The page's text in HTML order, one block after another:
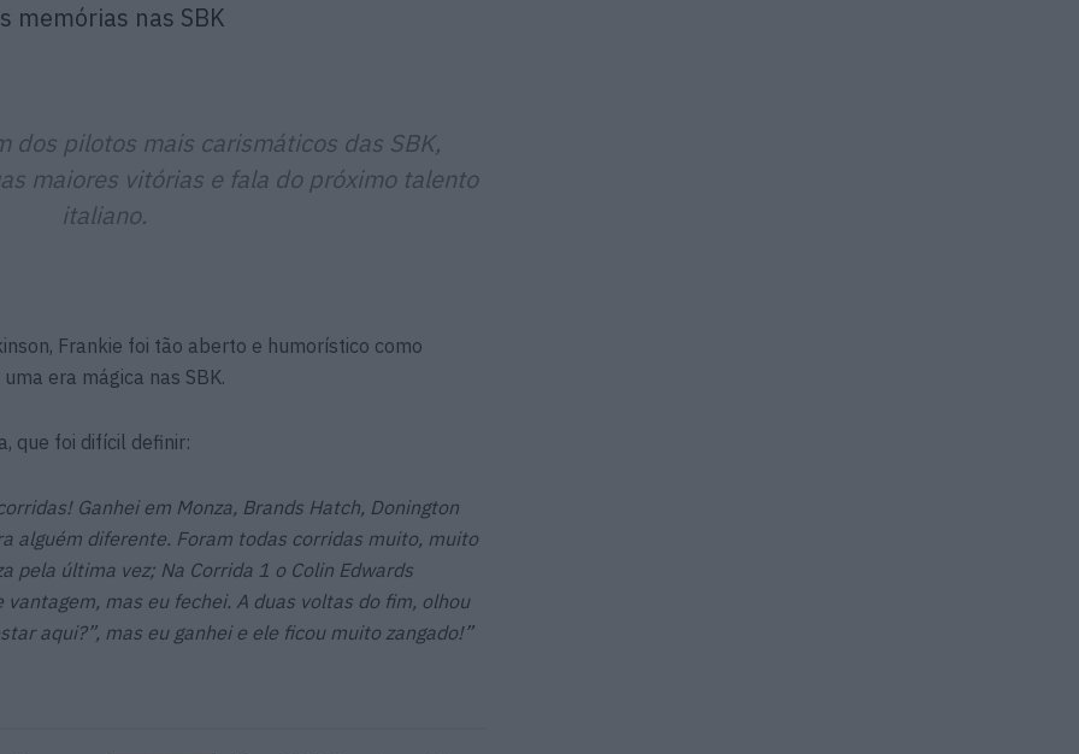
memórias nas SBK
dos pilotos mais carismáticos das SBK,
maiores vitórias e fala do próximo talento
italiano.
Frankie foi tão aberto e humorístico como
era mágica nas SBK.
que foi difícil definir:
Ganhei em Monza, Brands Hatch, Donington
alguém diferente. Foram todas corridas muito, muito
pela última vez; Na Corrida 1 o Colin Edwards
mas eu fechei. A duas voltas do fim, olhou
aqui?”, mas eu ganhei e ele ficou muito zangado!”